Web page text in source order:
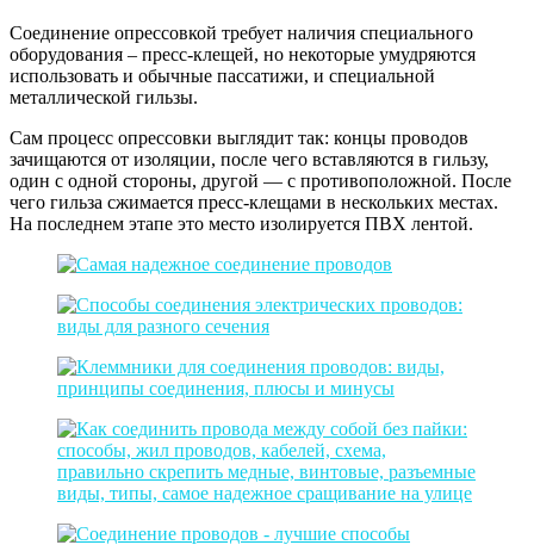
Соединение опрессовкой требует наличия специального
оборудования – пресс-клещей, но некоторые умудряются
использовать и обычные пассатижи, и специальной
металлической гильзы.
Сам процесс опрессовки выглядит так: концы проводов
зачищаются от изоляции, после чего вставляются в гильзу,
один с одной стороны, другой — с противоположной. После
чего гильза сжимается пресс-клещами в нескольких местах.
На последнем этапе это место изолируется ПВХ лентой.